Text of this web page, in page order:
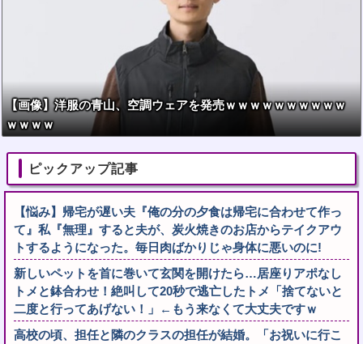
【画像】洋服の青山、空調ウェアを発売ｗｗｗｗｗｗｗｗｗｗ
ｗｗｗｗ
ピックアップ記事
【悩み】帰宅が遅い夫『俺の分の夕食は帰宅に合わせて作っ
て』私『無理』すると夫が、炭火焼きのお店からテイクアウ
トするようになった。毎日肉ばかりじゃ身体に悪いのに!
新しいペットを首に巻いて玄関を開けたら…居座りアポなし
トメと鉢合わせ！絶叫して20秒で逃亡したトメ「捨てないと
二度と行ってあげない！」←もう来なくて大丈夫ですｗ
高校の頃、担任と隣のクラスの担任が結婚。「お祝いに行こ